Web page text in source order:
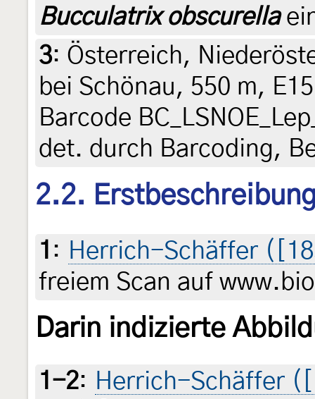
Bucculatrix obscurella
3: Österreich,
bei Schönau, 550 m,
Barcode
det. durch Barcoding,
2.2.
1 : Herrich-Schäffer
freiem Scan auf
Darin indizierte
1-2: Herrich-Schäffer